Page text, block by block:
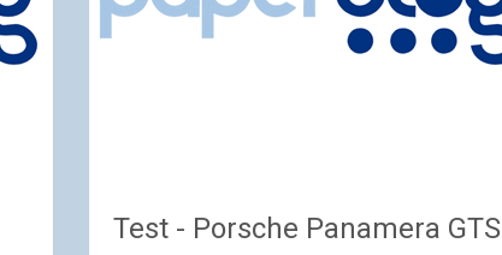
Test - Porsche Panamera GTS